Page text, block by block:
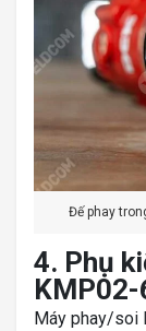
Đế phay
4. Phụ
Máy phay/soi